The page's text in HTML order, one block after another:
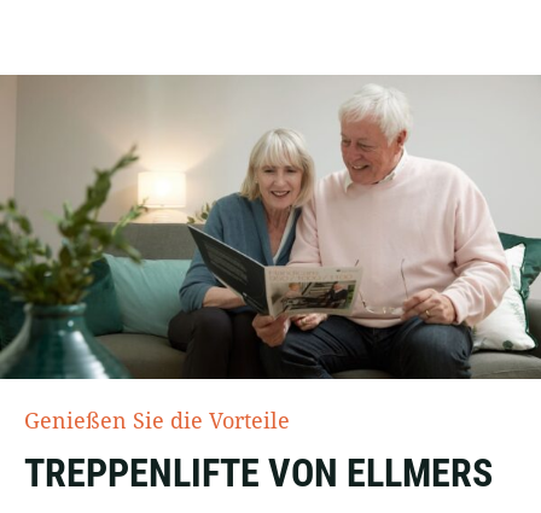
Genießen Sie die Vorteile
TREPPENLIFTE VON ELLMERS